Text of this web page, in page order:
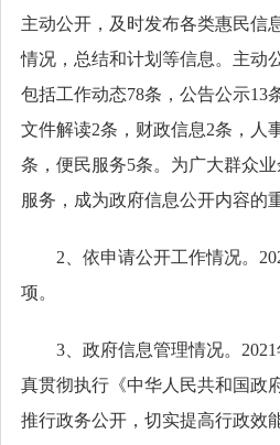
主动公开，及时发布各类惠民信
情况，总结和计划等信息。 主动
包括工作动态78条，公告公示13
文件解读2条，财政信息2条，人
条，便民服务5条。为广大群众
服务，成为政府信息公开内容的
2、依申请公开工作情况。
项。
3、政府信息管理情况。 202
真贯彻执行《中华人民共和国政
推行政务公开，切实提高行政效